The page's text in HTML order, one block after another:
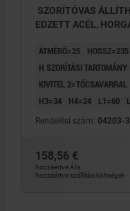
SZORÍTÓVAS
EDZETT ACÉL,
ÁTMÉRŐ=25 HOSSZ=235
H SZORÍTÁSI
KIVITEL 2=TŐCSAVARRAL
H3=34
H4=24 L1=60
Rendelési szám: 04203-
158,56 €
hozzáértve Áfa
hozzáértve szállítási költségek